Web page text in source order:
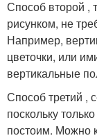
Способ второй ,
рисунком, не
Например,
цветочки, или
вертикальные
Способ третий ,
поскольку
постоим. Можно